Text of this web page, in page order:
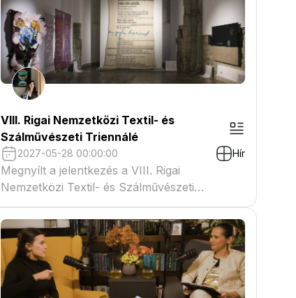
VIII. Rigai Nemzetközi Textil- és
Szálművészeti Triennálé
2027-05-28 00:00:00 Hír
Megnyílt a jelentkezés a VIII. Rigai
Nemzetközi Textil- és Szálművészeti
Triennáléra